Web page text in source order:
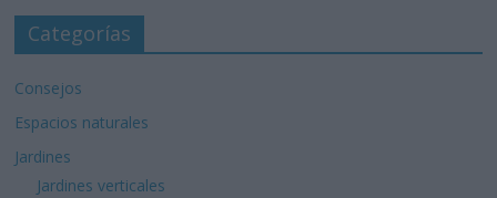
Categorías
Consejos
Espacios naturales
Jardines
Jardines verticales